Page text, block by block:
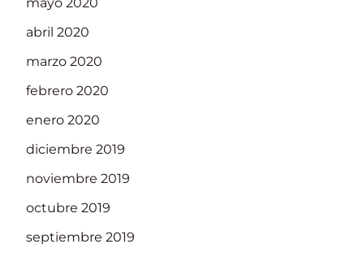
abril 2020
marzo 2020
febrero 2020
enero 2020
diciembre 2019
noviembre 2019
octubre 2019
septiembre 2019